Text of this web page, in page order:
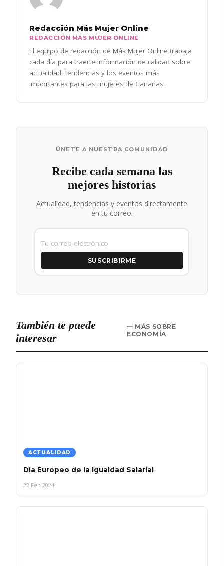
Redacción Más Mujer Online
REDACCIÓN MÁS MUJER ONLINE
El equipo de redacción de Más Mujer Online trabaja
cada día para traerte información de calidad sobre
actualidad, tendencias y los eventos más
importantes para las mujeres de Canarias.
ÚNETE A NUESTRA COMUNIDAD
Recibe cada semana las
mejores historias
Actualidad, tendencias y eventos directamente
en tu correo.
SUSCRIBIRME
También te puede
interesar
— MÁS SOBRE
ECONOMÍA
ACTUALIDAD
Día Europeo de la Igualdad Salarial
22 Feb 2024